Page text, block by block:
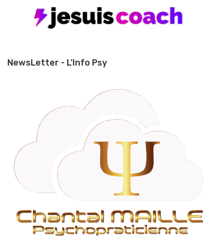
NewsLetter - L'Info Psy